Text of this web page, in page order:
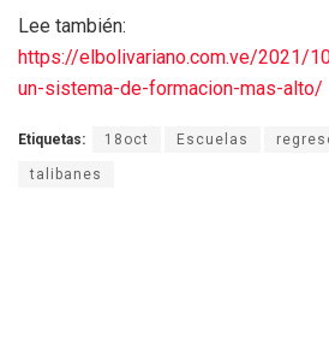
Lee también:
https://elbolivariano.com.ve/2021/
un-sistema-de-formacion-mas-alto/
Etiquetas: 18oct Escuelas
talibanes